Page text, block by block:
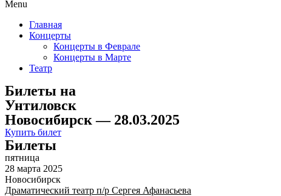
Menu
Главная
Концерты
Концерты в Феврале
Концерты в Марте
Театр
Билеты на
Унтиловск
Новосибирск — 28.03.2025
Купить билет
Билеты
пятница
28 марта 2025
Новосибирск
Драматический театр п/р Сергея Афанасьева